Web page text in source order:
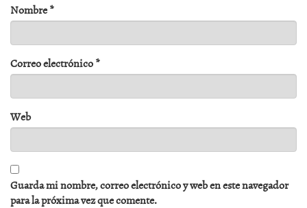
Nombre*
Correo electrónico*
Web
Guarda mi nombre, correo electrónico y web en este navegador
para la próxima vez que comente.